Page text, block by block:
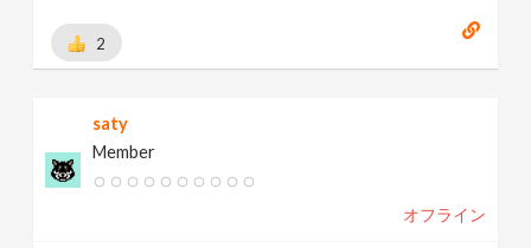
2
saty
Member
オフライン